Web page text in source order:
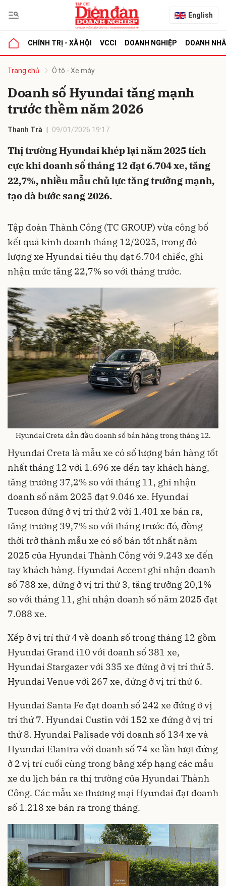
English
CHÍNH TRỊ - XÃ HỘI VCCI DOANH NGHIỆP DOANH
Trang chủ Ô tô - Xe máy
Doanh số Hyundai tăng mạnh
trước thềm năm 2026
Thanh Trà 09/01/2026 19:17
Thị trường Hyundai khép lại năm 2025 tích
cực khi doanh số tháng 12 đạt 6.704 xe, tăng
22,7%, nhiều mẫu chủ lực tăng trưởng mạnh,
tạo đà bước sang 2026.
Tập đoàn Thành Công (TC GROUP) vừa công bố
kết quả kinh doanh tháng 12/2025, trong đó
lượng xe Hyundai tiêu thụ đạt 6.704 chiếc, ghi
nhận mức tăng 22,7% so với tháng trước.
Hyundai Creta dẫn đầu doanh số bán hàng trong tháng 12.
Hyundai Creta là mẫu xe có số lượng bán hàng tốt
nhất tháng 12 với 1.696 xe đến tay khách hàng,
tăng trưởng 37,2% so với tháng 11, ghi nhận
doanh số năm 2025 đạt 9.046 xe. Hyundai
Tucson đứng ở vị trí thứ 2 với 1.401 xe bán ra,
tăng trưởng 39,7% so với tháng trước đó, đồng
thời trở thành mẫu xe có số bán tốt nhất năm
2025 của Hyundai Thành Công với 9.243 xe đến
tay khách hàng. Hyundai Accent ghi nhận doanh
số 788 xe, đứng ở vị trí thứ 3, tăng trưởng 20,1%
so với tháng 11, ghi nhận doanh số năm 2025 đạt
7.088 xe.
Xếp ở vị trí thứ 4 về doanh số trong tháng 12 gồm
Hyundai Grand i10 với doanh số 381 xe,
Hyundai Stargazer với 335 xe đứng ở vị trí thứ 5.
Hyundai Venue với 267 xe, đứng ở vị trí thứ 6.
Hyundai Santa Fe đạt doanh số 242 xe đứng ở vị
trí thứ 7. Hyundai Custin với 152 xe đứng ở vị trí
thứ 8. Hyundai Palisade với doanh số 134 xe và
Hyundai Elantra với doanh số 74 xe lần lượt đứng
ở 2 vị trí cuối cùng trong bảng xếp hạng các mẫu
xe du lịch bán ra thị trường của Hyundai Thành
Công. Các mẫu xe thương mại Hyundai đạt doanh
số 1.218 xe bán ra trong tháng.
luận
Hủy